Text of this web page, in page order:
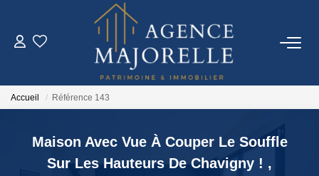
ACHETER
ESTIMER
Accueil Référence 143
Maison Avec Vue À Couper Le Souffle
Sur Les Hauteurs De Chavigny ! ,